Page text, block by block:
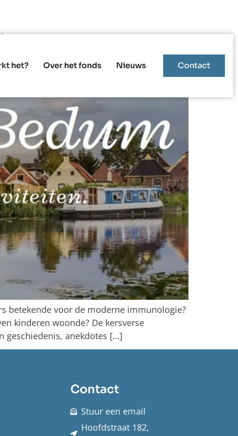
het? Over het fonds Nieuws Contact
van toen en nu
betekende voor de moderne immunologie?
kinderen woonde? De kersverse
geschiedenis, anekdotes […]
Contact
Stuur een email
Hoofdstraat 182,